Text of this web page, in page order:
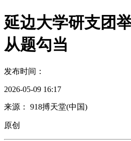
延边大学研支团
从题勾当
发布时间：
2026-05-09 16:17
来源： 918搏天堂(中国)
原创